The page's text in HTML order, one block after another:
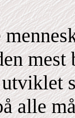
alle